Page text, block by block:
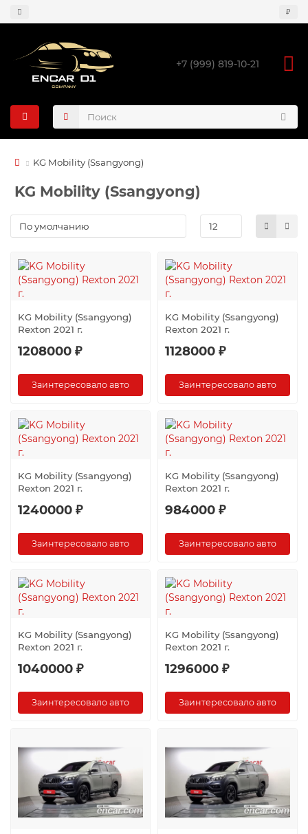
₽
+7 (999) 819-10-21
KG Mobility (Ssangyong)
KG Mobility (Ssangyong)
KG Mobility (Ssangyong)
Rexton 2021 г.
1208000 ₽
Заинтересовало авто
KG Mobility (Ssangyong)
Rexton 2021 г.
1128000 ₽
Заинтересовало авто
KG Mobility (Ssangyong)
Rexton 2021 г.
1240000 ₽
Заинтересовало авто
KG Mobility (Ssangyong)
Rexton 2021 г.
984000 ₽
Заинтересовало авто
KG Mobility (Ssangyong)
Rexton 2021 г.
1040000 ₽
Заинтересовало авто
KG Mobility (Ssangyong)
Rexton 2021 г.
1296000 ₽
Заинтересовало авто